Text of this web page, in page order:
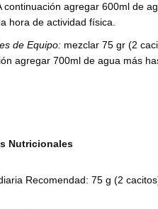
continuación agregar 600ml de
hora de actividad física.
de Equipo: mezclar 75 gr (2
agregar 700ml de agua más
Nutricionales
Recomendad: 75 g (2